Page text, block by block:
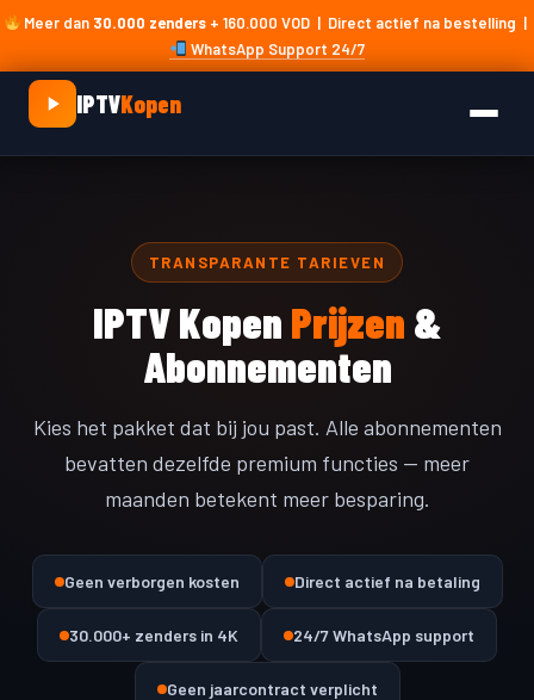
Skip
content
Meer dan 30.000 zenders + 160.000 VOD | Direct actief na bestelling |
WhatsApp Support 24/7
IPTVKopen
TRANSPARANTE TARIEVEN
IPTV Kopen Prijzen &
Abonnementen
Kies het pakket dat bij jou past. Alle abonnementen
bevatten dezelfde premium functies — meer
maanden betekent meer besparing.
Geen verborgen kosten Direct actief na betaling
30.000+ zenders in 4K 24/7 WhatsApp support
Geen jaarcontract verplicht